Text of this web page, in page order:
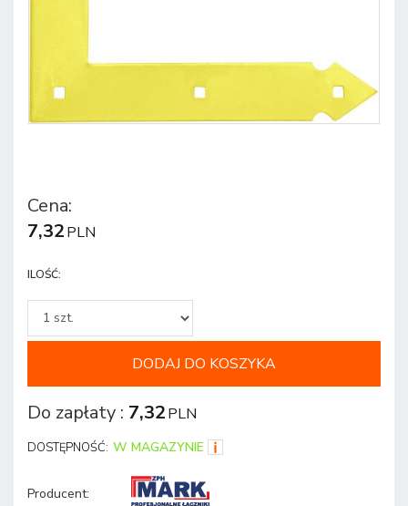
Cena:
7,32PLN
ILOŚĆ:
DODAJ DO KOSZYKA
Do zapłaty : 7,32PLN
DOSTĘPNOŚĆ: W MAGAZYNIE
Producent: